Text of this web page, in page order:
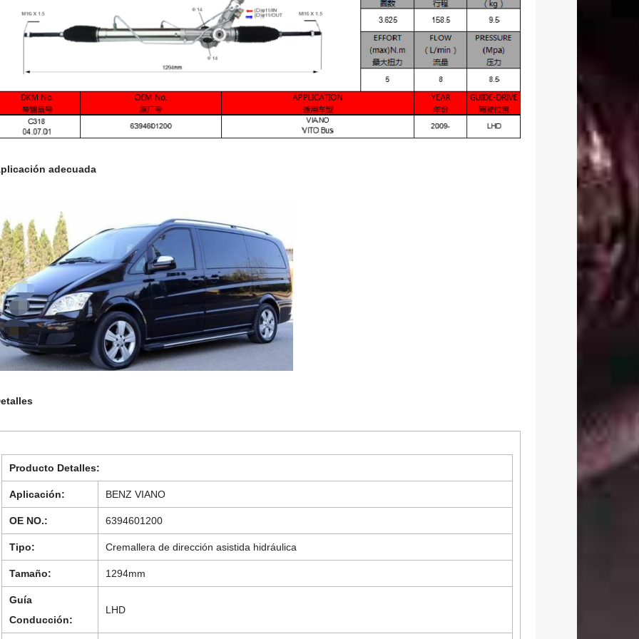
adecuada
Producto Detalles:
Aplicación: BENZ VIANO
OE NO.: 6394601200
Tipo: Cremallera de dirección asistida hidráulica
Tamaño: 1294mm
Guía
Conducción:
LHD